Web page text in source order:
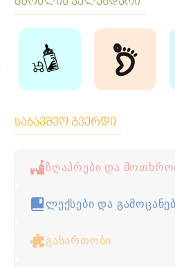
საბავშვო გვერდი
ზღაპრები და
ლექსები და
გასართობი